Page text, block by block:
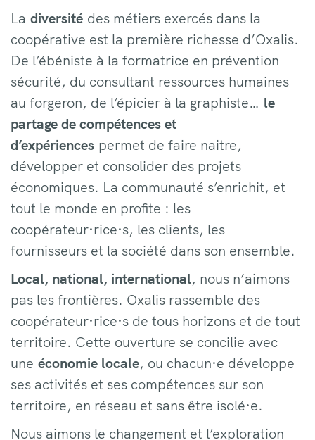
La diversité des métiers exercés dans la
coopérative est la première richesse d’Oxalis.
De l’ébéniste à la formatrice en prévention
sécurité, du consultant ressources humaines
au forgeron, de l’épicier à la graphiste… le
partage de compétences et
d’expériences permet de faire naitre,
développer et consolider des projets
économiques. La communauté s’enrichit, et
tout le monde en profite : les
coopérateur·rice·s, les clients, les
fournisseurs et la société dans son ensemble.
Local, national, international, nous n’aimons
pas les frontières. Oxalis rassemble des
coopérateur·rice·s de tous horizons et de tout
territoire. Cette ouverture se concilie avec
une économie locale, ou chacun·e développe
ses activités et ses compétences sur son
territoire, en réseau et sans être isolé·e.
Nous aimons le changement et l’exploration